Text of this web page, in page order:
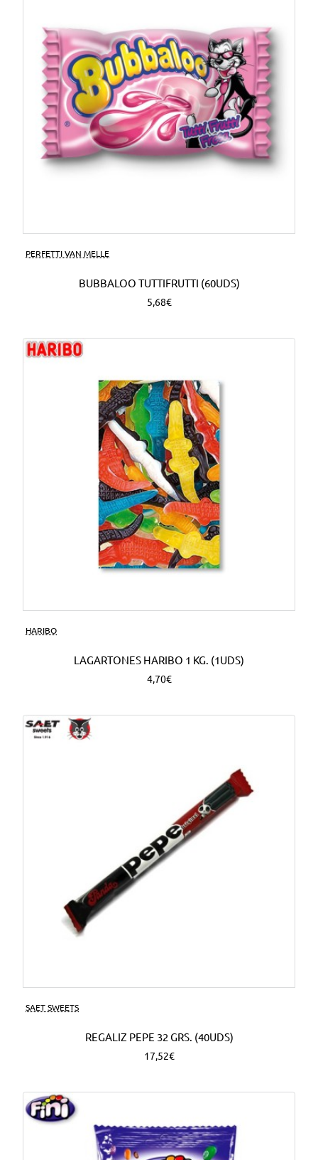
PERFETTI VAN MELLE
BUBBALOO TUTTIFRUTTI (60UDS)
5,68€
HARIBO
LAGARTONES HARIBO 1 KG. (1UDS)
4,70€
SAET SWEETS
REGALIZ PEPE 32 GRS. (40UDS)
17,52€